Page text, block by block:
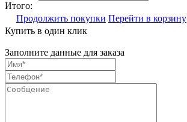
Итого:
Продолжить покупки Перейти в корзину
Купить в один клик
Заполните данные для заказа